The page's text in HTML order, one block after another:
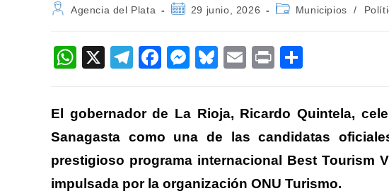
Autor
entrada:
Agencia del Plata
Publicación
entrada:
29 junio, 2026
Categoría
entrada:
Municipios /
W
at
s
A
p
X
T
gr
a
m
F
e
b
o
M
ss
e
n
g
Bl
e
sk
y
E
ail
Pr
t
m
p
ar
tir
El gobernador de La Rioja, Ricardo Quintela,
Sanagasta como una de las candidatas
prestigioso programa internacional Best Tourism
impulsada por la organización ONU Turismo.